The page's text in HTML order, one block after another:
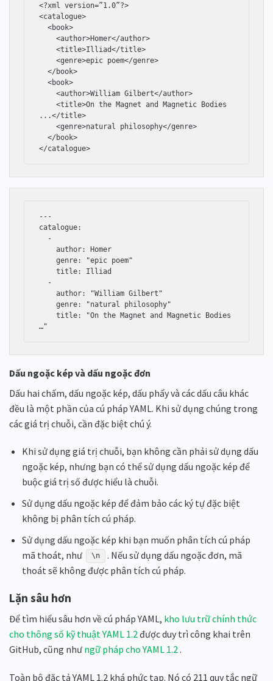
<?xml version=”1.0”?>
<catalogue>
  <book>
    <author>Homer</author>
    <title>Illiad</title>
    <genre>epic poem</genre>
  </book>
  <book>
    <author>William Gilbert</author>
    <title>On the Magnet and Magnetic Bodies
...</title>
    <genre>natural philosophy</genre>
  </book>
</catalogue>
---
catalogue:
    author: Homer
    genre: "epic poem"
    title: Illiad
    author: "William Gilbert"
    genre: "natural philosophy"
    title: "On the Magnet and Magnetic Bodies
…"
Dấu ngoặc kép và dấu ngoặc đơn
Dấu hai chấm, dấu ngoặc kép, dấu phẩy và các dấu câu khác
đều là một phần của cú pháp YAML. Khi sử dụng chúng trong
các giá trị chuỗi, cần đặc biệt chú ý.
Khi sử dụng giá trị chuỗi, bạn không cần phải sử dụng dấu
ngoặc kép, nhưng bạn có thể sử dụng dấu ngoặc kép để
buộc giá trị số được hiểu là chuỗi.
Sử dụng dấu ngoặc kép để đảm bảo các ký tự đặc biệt
không bị phân tích cú pháp.
Sử dụng dấu ngoặc kép khi bạn muốn phân tích cú pháp
mã thoát, như
\n
. Nếu sử dụng dấu ngoặc đơn, mã
thoát sẽ không được phân tích cú pháp.
Lặn sâu hơn
Để tìm hiểu sâu hơn về cú pháp YAML, kho lưu trữ chính thức
cho thông số kỹ thuật YAML 1.2được duy trì công khai trên
GitHub, cũng như ngữ pháp cho YAML 1.2.
Toàn bộ đặc tả YAML 1.2 khá phức tạp. Nó có 211 quy tắc ngữ